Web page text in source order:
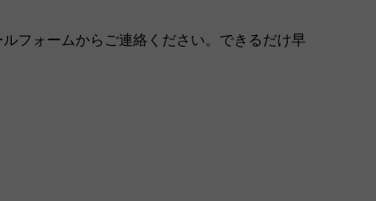
フォームからご連絡ください。できるだけ早